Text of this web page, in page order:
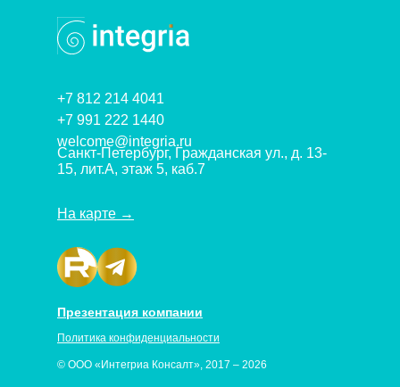
На карте →
Санкт-Петербург, Гражданская ул., д. 13-
15, лит.А, этаж 5, каб.7
+7 812 214 4041
+7 991 222 1440
welcome@integria.ru
© ООО «Интегриа Консалт», 2017 – 2026
Политика конфиденциальности
Презентация компании